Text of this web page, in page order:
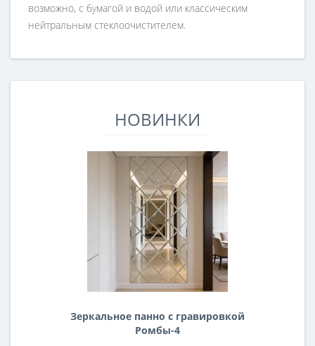
возможно, с бумагой и водой или классическим
нейтральным стеклоочистителем.
НОВИНКИ
Зеркальное панно с гравировкой
Ромбы-4